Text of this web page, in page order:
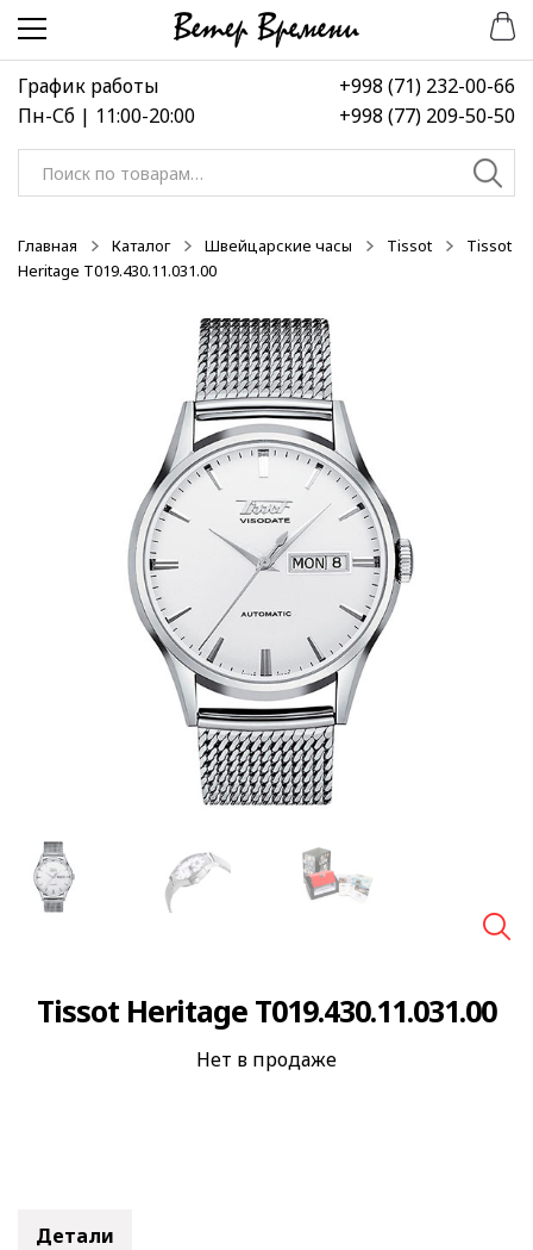
Перейти
навигации
Перейти
содержимому
График работы
Пн-Сб | 11:00-20:00
+998 (71) 232-00-66
+998 (77) 209-50-50
Искать:
Главная Каталог Швейцарские часы Tissot
Tissot
Heritage T019.430.11.031.00
Tissot Heritage T019.430.11.031.00
Нет в продаже
Детали
-50%